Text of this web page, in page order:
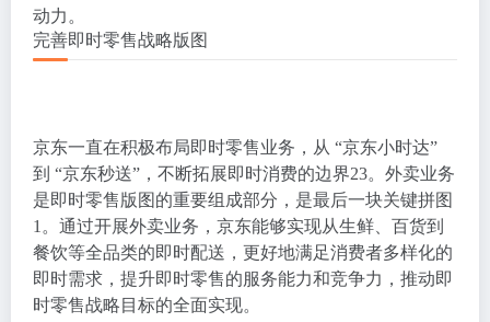
动力。
完善即时零售战略版图
京东一直在积极布局即时零售业务，从 “京东小时达”
到 “京东秒送”，不断拓展即时消费的边界23。外卖业务
是即时零售版图的重要组成部分，是最后一块关键拼图
1 。通过开展外卖业务，京东能够实现从生鲜、百货到
餐饮等全品类的即时配送，更好地满足消费者多样化的
即时需求，提升即时零售的服务能力和竞争力，推动即
时零售战略目标的全面实现。